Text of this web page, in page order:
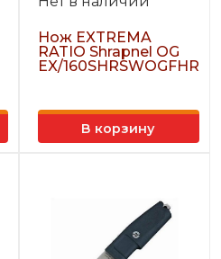
Нож EXTREMA
RATIO Shrapnel OG
EX/160SHRSWOGFHR
В корзину